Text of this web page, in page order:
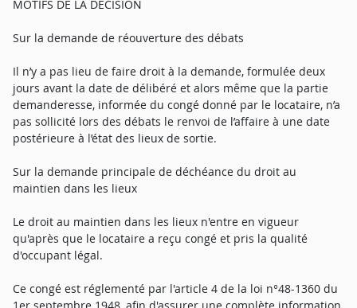
MOTIFS DE LA DÉCISION
Sur la demande de réouverture des débats
Il n’y a pas lieu de faire droit à la demande, formulée deux
jours avant la date de délibéré et alors même que la partie
demanderesse, informée du congé donné par le locataire, n’a
pas sollicité lors des débats le renvoi de l’affaire à une date
postérieure à l’état des lieux de sortie.
Sur la demande principale de déchéance du droit au
maintien dans les lieux
Le droit au maintien dans les lieux n'entre en vigueur
qu'après que le locataire a reçu congé et pris la qualité
d'occupant légal.
Ce congé est réglementé par l'article 4 de la loi n°48-1360 du